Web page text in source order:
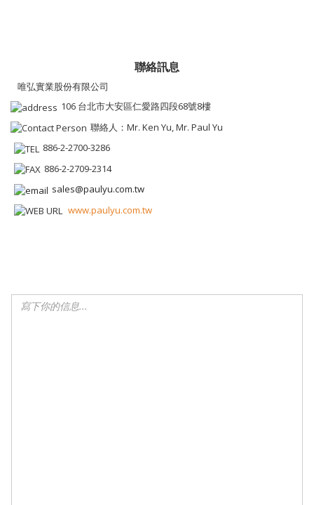
聯絡訊息
唯弘實業股份有限公司
106 台北市大安區仁愛路四段68號8樓
聯絡人：Mr. Ken Yu, Mr. Paul Yu
886-2-2700-3286
886-2-2709-2314
sales@paulyu.com.tw
www.paulyu.com.tw